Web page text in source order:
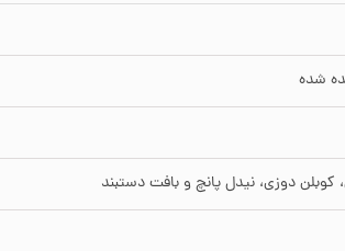
کوبلن دوزی، نیدل پانچ و بافت دستبند